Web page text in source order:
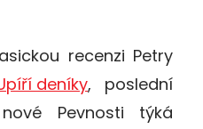
recenzi Petry
deníky, poslední
Pevnosti týká